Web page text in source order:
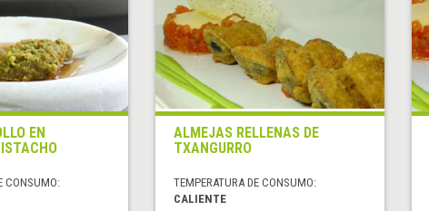
EN
CONSUMO:
ALMEJAS RELLENAS DE
TXANGURRO
TEMPERATURA DE CONSUMO:
CALIENTE